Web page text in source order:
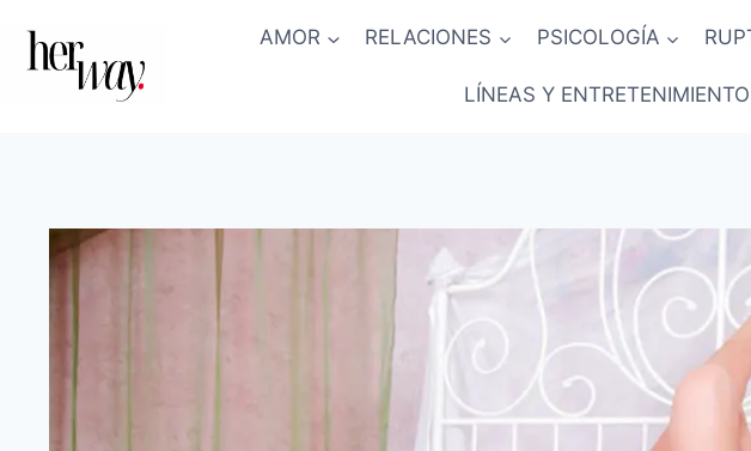
contenido
AMOR RELACIONES PSICOLOGÍA
LÍNEAS Y ENTRETENIMIENTO